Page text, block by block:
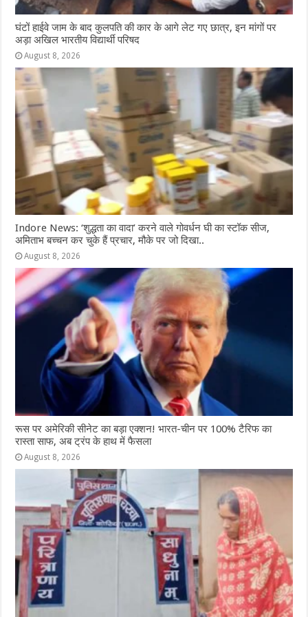
घंटों हाईवे जाम के बाद कुलपति की कार के आगे लेट गए छात्र, इन मांगों पर
अड़ा अखिल भारतीय विद्यार्थी परिषद
August 8, 2026
Indore News: ‘शुद्धता का वादा’ करने वाले गोवर्धन घी का स्टॉक सीज,
अमिताभ बच्चन कर चुके हैं प्रचार, मौके पर जो दिखा..
August 8, 2026
रूस पर अमेरिकी सीनेट का बड़ा एक्शन! भारत-चीन पर 100% टैरिफ का
रास्ता साफ, अब ट्रंप के हाथ में फैसला
August 8, 2026